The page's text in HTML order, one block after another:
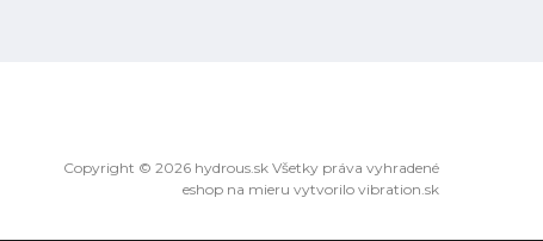
Copyright © 2026 hydrous.sk Všetky práva vyhradené
eshop na mieru vytvorilo vibration.sk